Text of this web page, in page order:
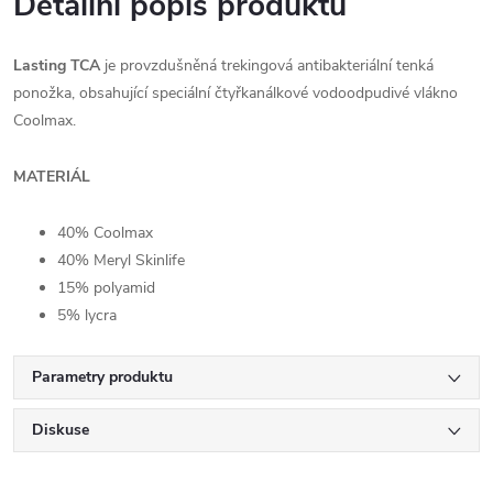
Lasting TCAje provzdušněná trekingová antibakteriální tenká
ponožka, obsahující speciální čtyřkanálkové vodoodpudivé vlákno
Coolmax.
MATERIÁL
40% Coolmax
40% Meryl Skinlife
15% polyamid
5% lycra
Parametry produktu
Diskuse